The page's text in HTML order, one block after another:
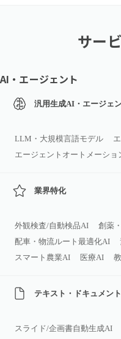
サー
AI・エージェント
汎用生成AI・エージェ
LLM・大規模言語モデル
エージェントオートメーショ
業界特化
外観検査/自動検品AI
創薬
配車・物流ルート最適化AI
スマート農業AI
医療AI
テキスト・ドキュメント
スライド/企画書自動生成AI